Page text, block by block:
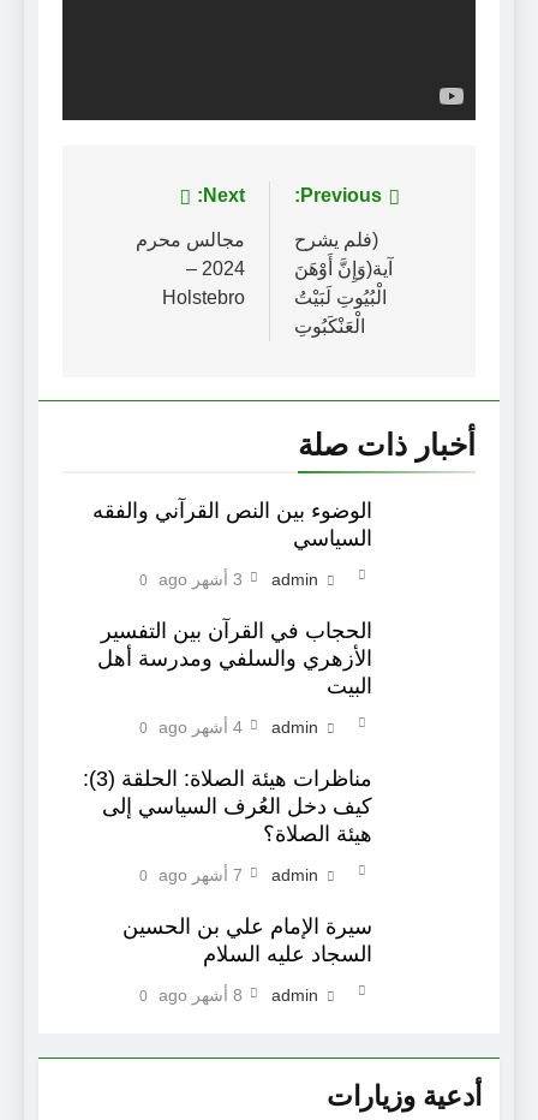
أدعية وزيارات
تصفّح
المقالات
Previous:
(فلم يشرح
آية(وَإِنَّ أَوْهَنَ
الْبُيُوتِ لَبَيْتُ
الْعَنْكَبُوتِ
Next:
مجالس محرم
2024 –
Holstebro
أخبار ذات صلة
الوضوء بين النص القرآني والفقه
السياسي
admin 3 أشهر ago 0
الحجاب في القرآن بين التفسير
الأزهري والسلفي ومدرسة أهل
البيت
admin 4 أشهر ago 0
مناظرات هيئة الصلاة: الحلقة (3):
كيف دخل العُرف السياسي إلى
هيئة الصلاة؟
admin 7 أشهر ago 0
سيرة الإمام علي بن الحسين
السجاد عليه السلام
admin 8 أشهر ago 0